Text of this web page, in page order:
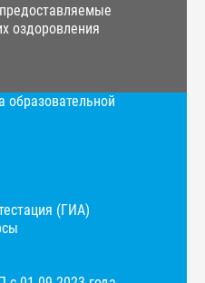
оздоровления
образовательной
(ГИА)